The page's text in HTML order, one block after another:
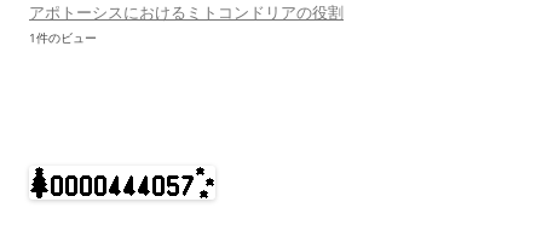
アポトーシスにおけるミトコンドリアの役割
1件のビュー